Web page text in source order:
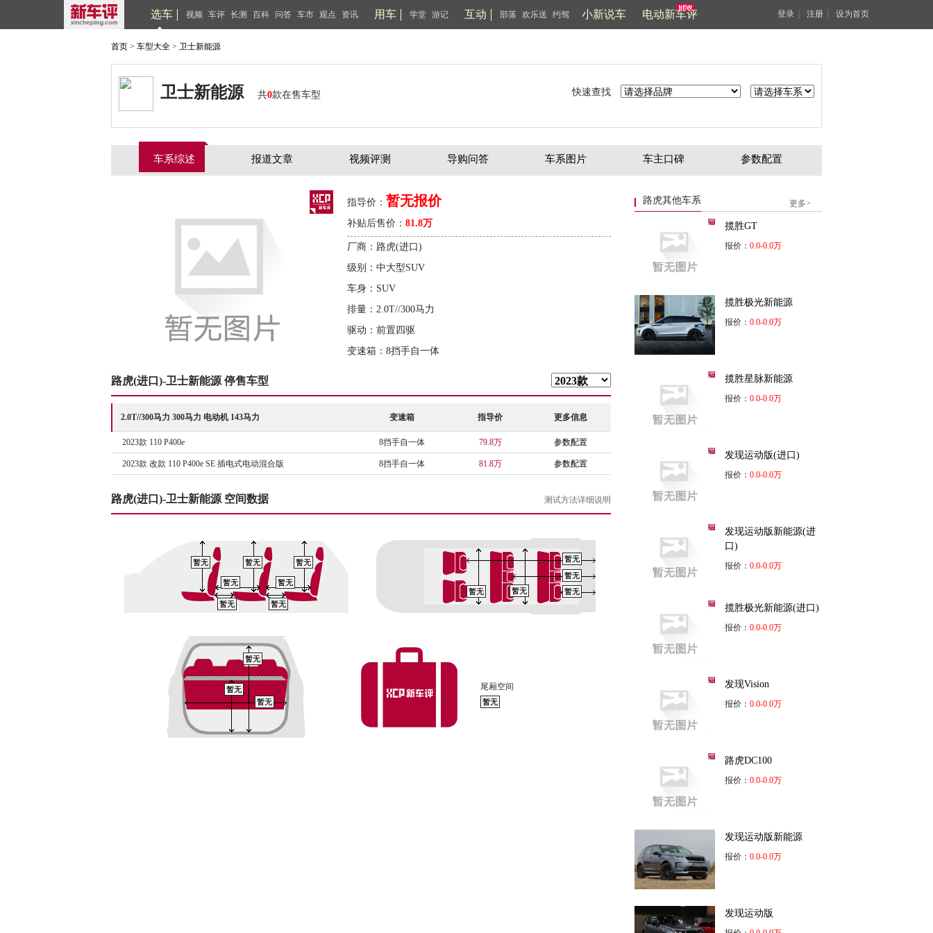
选车 视频 车评 长测 百科 问答 车市 观点 资讯 用车 学堂 游记 互动 部落 欢乐送 约驾 小新说车 电动新车评 登录 注册 设为首页
首页 > 车型大全 > 卫士新能源
卫士新能源 共0款在售车型 快速查找
车系综述 报道文章 视频评测 导购问答 车系图片 车主口碑 参数配置
指导价： 暂无报价
补贴后售价： 81.8万
厂商：路虎(进口)
级别：中大型SUV
车身：SUV
排量：2.0T//300马力
驱动：前置四驱
变速箱：8挡手自一体
路虎(进口)-卫士新能源 停售车型
2.0T//300马力 300马力 电动机 143马力 变速箱 指导价 更多信息
2023款 110 P400e 8挡手自一体 79.8万 参数配置
2023款 改款 110 P400e SE 插电式电动混合版 8挡手自一体 81.8万 参数配置
测试方法详细说明
路虎(进口)-卫士新能源 空间数据
暂无 暂无 暂无
暂无
暂无 暂无
暂无
暂无
暂无
暂无
暂无
暂无
暂无
暂无
暂无
尾厢空间
暂无
路虎其他车系 更多>
揽胜GT
报价： 0.0-0.0万
揽胜极光新能源
报价： 0.0-0.0万
揽胜星脉新能源
报价： 0.0-0.0万
发现运动版(进口)
报价： 0.0-0.0万
发现运动版新能源(进
口)
报价： 0.0-0.0万
揽胜极光新能源(进口)
报价： 0.0-0.0万
发现Vision
报价： 0.0-0.0万
路虎DC100
报价： 0.0-0.0万
发现运动版新能源
报价： 0.0-0.0万
发现运动版